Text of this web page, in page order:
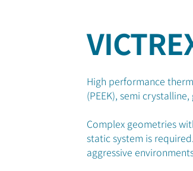
High performance
(PEEK), semi
Complex geometries
static system is
aggressive